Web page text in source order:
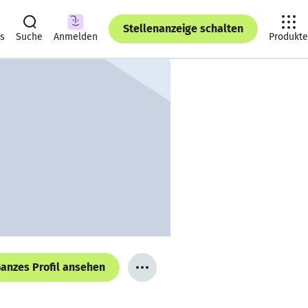
Suche Anmelden
Stellenanzeige schalten
Produkte
Profil ansehen